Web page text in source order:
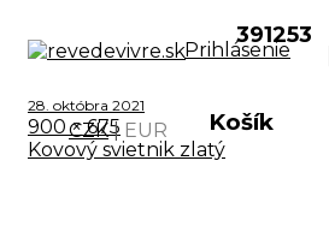
Prihlásenie
Košík
CZK| EUR
391253
28. októbra 2021
900 × 675
Kovový svietnik zlatý